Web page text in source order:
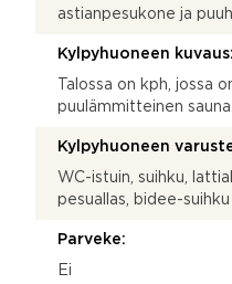
astianpesukone ja
Kylpyhuoneen kuvaus:
Talossa on kph, jossa
puulämmitteinen sauna.
Kylpyhuoneen
WC-istuin, suihku,
pesuallas, bidee-
Parveke:
Ei